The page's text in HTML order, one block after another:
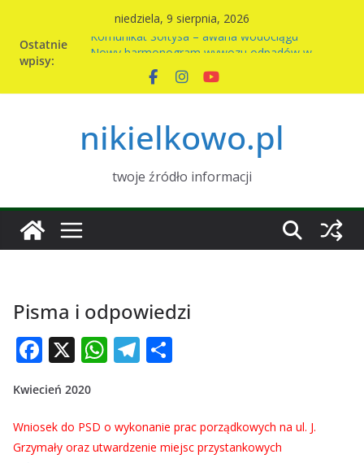
treści
niedziela, 9 sierpnia, 2026
Ostatnie
wpisy:
Komunikat Sołtysa – awaria wodociągu
Nowy harmonogram wywozu odpadów w
Nikielkowie na 2026r
Kiermasz ciast na rzecz parafii
nikielkowo.pl
twoje źródło informacji
Pisma i odpowiedzi
F
ac
e
b
o
X W
s
A
T
gr
a
e
Kwiecień 2020
Wniosek do PSD o wykonanie prac porządkowych na ul. J.
Grzymały oraz utwardzenie miejsc przystankowych